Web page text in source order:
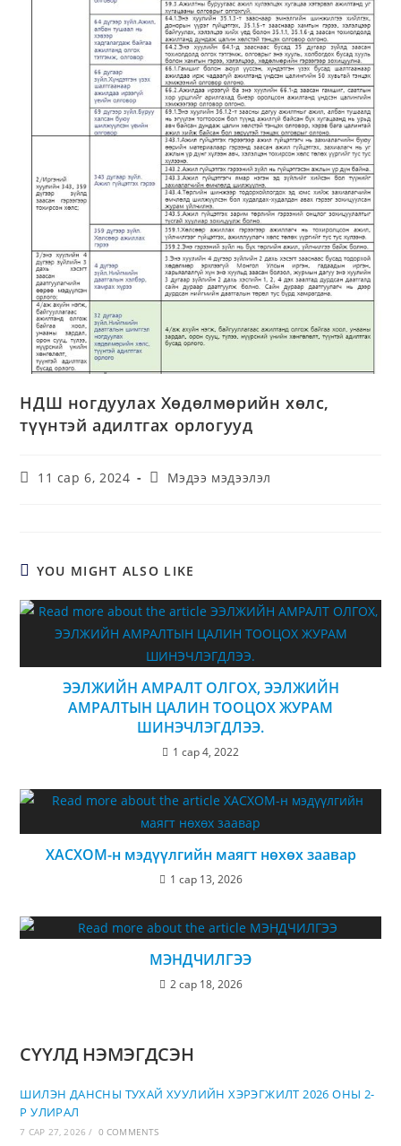
НДШ ногдуулах Хөдөлмөрийн хөлс,
түүнтэй адилтгах орлогууд
11 сар 6, 2024 Мэдээ мэдээлэл
YOU MIGHT ALSO LIKE
ЭЭЛЖИЙН АМРАЛТ ОЛГОХ, ЭЭЛЖИЙН
АМРАЛТЫН ЦАЛИН ТООЦОХ ЖУРАМ
ШИНЭЧЛЭГДЛЭЭ.
1 сар 4, 2022
ХАСХОМ-н мэдүүлгийн маягт нөхөх заавар
1 сар 13, 2026
МЭНДЧИЛГЭЭ
2 сар 18, 2026
СҮҮЛД НЭМЭГДСЭН
ШИЛЭН ДАНСНЫ ТУХАЙ ХУУЛИЙН ХЭРЭГЖИЛТ 2026 ОНЫ 2-
Р УЛИРАЛ
7 САР 27, 2026 / 0 COMMENTS